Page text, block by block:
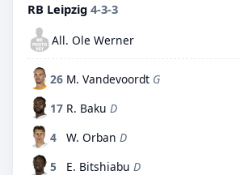
RB Leipzig 4-3-3
All. Ole Werner
26 M. Vandevoordt G
17 R. Baku D
4
W. Orban D
5
E. Bitshiabu D